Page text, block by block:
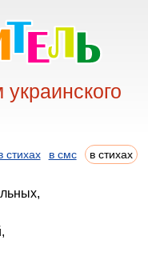
стихах в смс в стихах